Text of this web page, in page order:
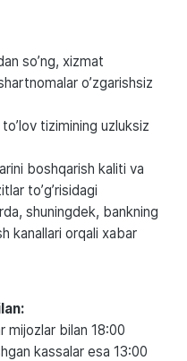
soʼng, xizmat
oʼzgarishsiz
tizimining uzluksiz
boshqarish kaliti va
toʼgʼrisidagi
shuningdek, bankning
kanallari orqali xabar
mijozlar bilan 18:00
kassalar esa 13:00